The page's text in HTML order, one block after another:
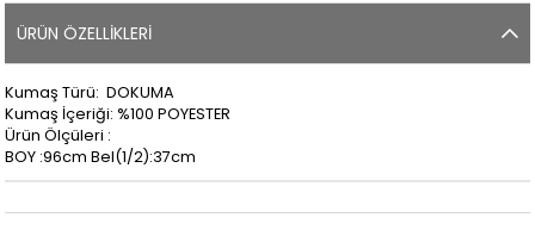
ÜRÜN ÖZELLIKLERI
Kumaş Türü: DOKUMA
Kumaş İçeriği: %100 POYESTER
Ürün Ölçüleri :
BOY :96cm Bel(1/2):37cm